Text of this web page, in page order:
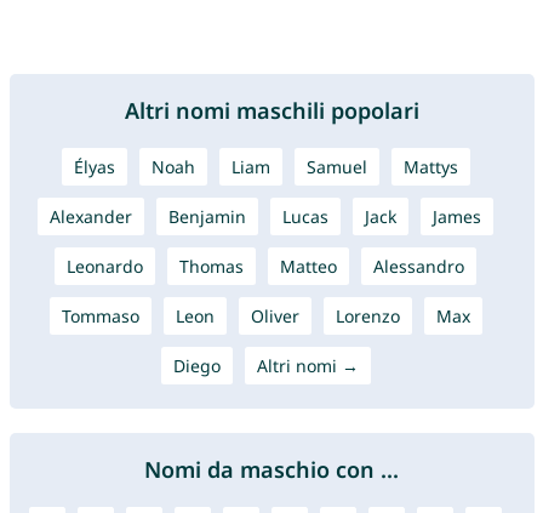
Altri nomi maschili popolari
Élyas Noah Liam Samuel Mattys
Alexander Benjamin Lucas Jack James
Leonardo Thomas Matteo Alessandro
Tommaso Leon Oliver Lorenzo Max
Diego Altri nomi →
Nomi da maschio con ...